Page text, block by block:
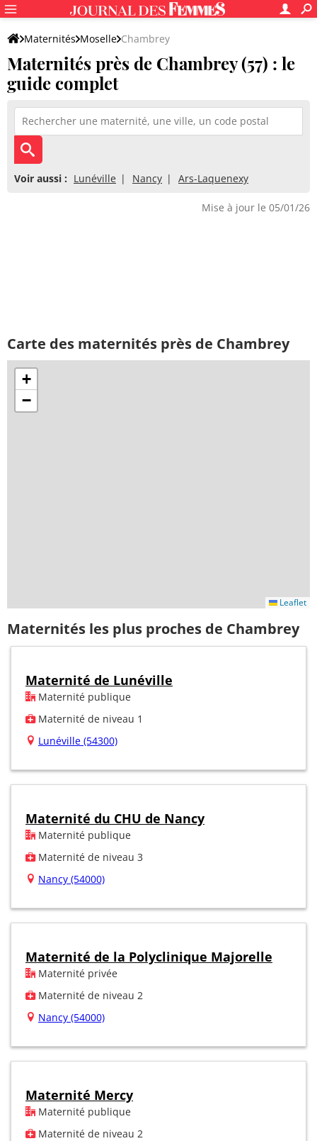
Maternités Moselle Chambrey
Maternités près de Chambrey (57) : le
guide complet
Voir aussi : Lunéville Nancy Ars-Laquenexy
Mise à jour le 05/01/26
Carte des maternités près de Chambrey
+
−
Leaflet
Maternités les plus proches de Chambrey
Maternité de Lunéville
Maternité publique
Maternité de niveau 1
Lunéville (54300)
Maternité du CHU de Nancy
Maternité publique
Maternité de niveau 3
Nancy (54000)
Maternité de la Polyclinique Majorelle
Maternité privée
Maternité de niveau 2
Nancy (54000)
Maternité Mercy
Maternité publique
Maternité de niveau 2